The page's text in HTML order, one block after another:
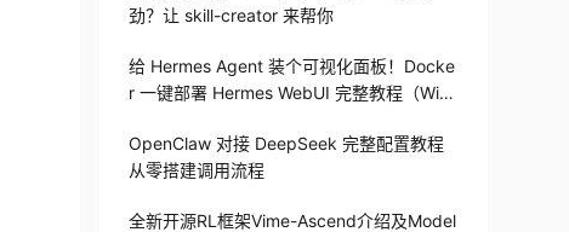
劲？让 skill-creator 来帮你
给 Hermes Agent 装个可视化面板！Docke
r 一键部署 Hermes WebUI 完整教程（Win
OpenClaw 对接 DeepSeek 完整配置教程
从零搭建调用流程
全新开源RL框架Vime-Ascend介绍及Model